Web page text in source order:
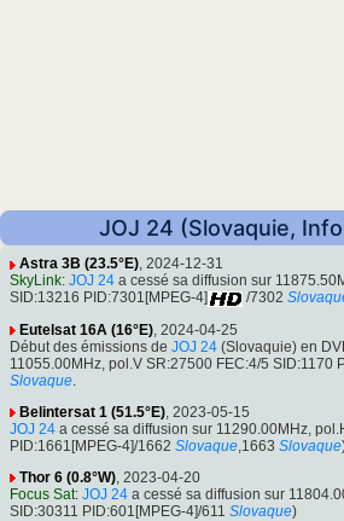
JOJ 24 (Slovaquie,
Astra 3B (23.5°E), 2024-12-31
SkyLink: JOJ 24 a cessé sa diffusion sur
SID:13216 PID:7301[MPEG-4]
/7302
Eutelsat 16A (16°E) , 2024-04-25
Début des émissions de JOJ 24 (Slovaquie) en
11055.00MHz, pol.V SR:27500 FEC:4/5 SID:1170
Slovaque
Belintersat 1 (51.5°E) , 2023-05-15
JOJ 24 a cessé sa diffusion sur 11290.00MHz,
PID:1661[MPEG-4]/1662 Slovaque ,1663 Slovaque
Thor 6 (0.8°W) , 2023-04-20
Focus Sat: JOJ 24 a cessé sa diffusion sur
SID:30311 PID:601[MPEG-4]/611 Slovaque)